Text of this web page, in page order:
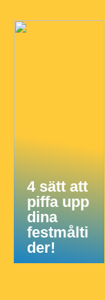
4 sätt att
piffa upp
dina
festmålti
der!